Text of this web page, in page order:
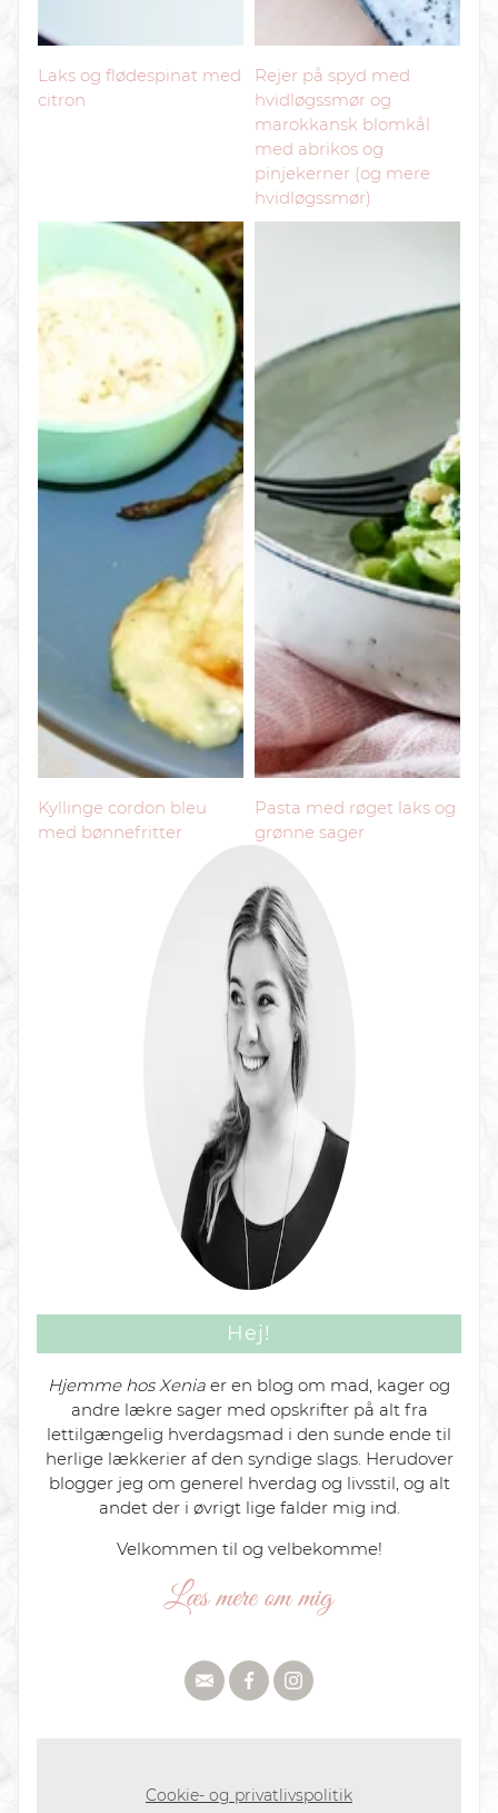
Laks og flødespinat med
citron
Rejer på spyd med
hvidløgssmør og
marokkansk blomkål
med abrikos og
pinjekerner (og mere
hvidløgssmør)
Kyllinge cordon bleu
med bønnefritter
Pasta med røget laks og
grønne sager
Hej!
Hjemme hos Xenia er en blog om mad, kager og
andre lækre sager med opskrifter på alt fra
lettilgængelig hverdagsmad i den sunde ende til
herlige lækkerier af den syndige slags. Herudover
blogger jeg om generel hverdag og livsstil, og alt
andet der i øvrigt lige falder mig ind.
Velkommen til og velbekomme!
Cookie- og privatlivspolitik